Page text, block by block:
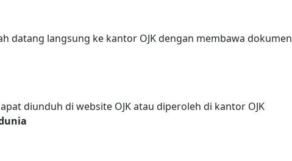
datang langsung ke kantor OJK dengan membawa dokumen
diunduh di website OJK atau diperoleh di kantor OJK